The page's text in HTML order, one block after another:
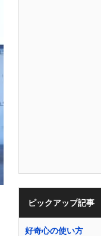
ピックアップ記事
好奇心の使い方